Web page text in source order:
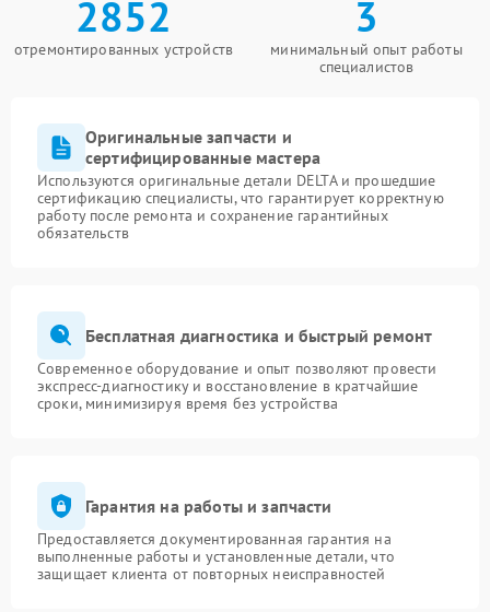
2852
отремонтированных устройств
3
минимальный опыт работы
специалистов
Оригинальные запчасти и
сертифицированные мастера
Используются оригинальные детали DELTA и прошедшие
сертификацию специалисты, что гарантирует корректную
работу после ремонта и сохранение гарантийных
обязательств
Бесплатная диагностика и быстрый ремонт
Современное оборудование и опыт позволяют провести
экспресс-диагностику и восстановление в кратчайшие
сроки, минимизируя время без устройства
Гарантия на работы и запчасти
Предоставляется документированная гарантия на
выполненные работы и установленные детали, что
защищает клиента от повторных неисправностей